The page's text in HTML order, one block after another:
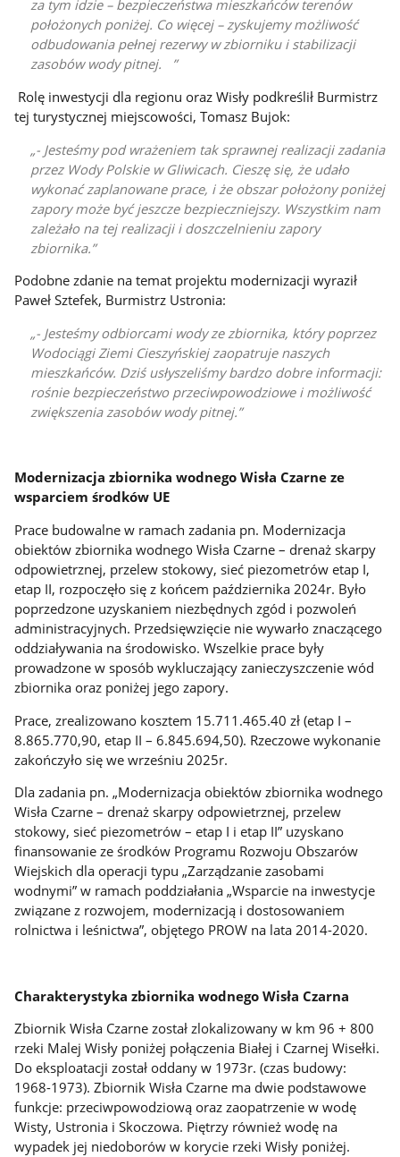
za tym idzie – bezpieczeństwa mieszkańców terenów
położonych poniżej. Co więcej – zyskujemy możliwość
odbudowania pełnej rezerwy w zbiorniku i stabilizacji
zasobów wody pitnej.
Rolę inwestycji dla regionu oraz Wisły podkreślił Burmistrz
tej turystycznej miejscowości, Tomasz Bujok:
- Jesteśmy pod wrażeniem tak sprawnej realizacji zadania
przez Wody Polskie w Gliwicach. Cieszę się, że udało
wykonać zaplanowane prace, i że obszar położony poniżej
zapory może być jeszcze bezpieczniejszy. Wszystkim nam
zależało na tej realizacji i doszczelnieniu zapory
zbiornika.
Podobne zdanie na temat projektu modernizacji wyraził
Paweł Sztefek, Burmistrz Ustronia:
- Jesteśmy odbiorcami wody ze zbiornika, który poprzez
Wodociągi Ziemi Cieszyńskiej zaopatruje naszych
mieszkańców. Dziś usłyszeliśmy bardzo dobre informacji:
rośnie bezpieczeństwo przeciwpowodziowe i możliwość
zwiększenia zasobów wody pitnej.
Modernizacja zbiornika wodnego Wisła Czarne ze
wsparciem środków UE
Prace budowalne w ramach zadania pn. Modernizacja
obiektów zbiornika wodnego Wisła Czarne – drenaż skarpy
odpowietrznej, przelew stokowy, sieć piezometrów etap I,
etap II, rozpoczęło się z końcem października 2024r. Było
poprzedzone uzyskaniem niezbędnych zgód i pozwoleń
administracyjnych. Przedsięwzięcie nie wywarło znaczącego
oddziaływania na środowisko. Wszelkie prace były
prowadzone w sposób wykluczający zanieczyszczenie wód
zbiornika oraz poniżej jego zapory.
Prace, zrealizowano kosztem 15.711.465.40 zł (etap I –
8.865.770,90, etap II – 6.845.694,50). Rzeczowe wykonanie
zakończyło się we wrześniu 2025r.
Dla zadania pn. „Modernizacja obiektów zbiornika wodnego
Wisła Czarne – drenaż skarpy odpowietrznej, przelew
stokowy, sieć piezometrów – etap I i etap II” uzyskano
finansowanie ze środków Programu Rozwoju Obszarów
Wiejskich dla operacji typu „Zarządzanie zasobami
wodnymi” w ramach poddziałania „Wsparcie na inwestycje
związane z rozwojem, modernizacją i dostosowaniem
rolnictwa i leśnictwa”, objętego PROW na lata 2014-2020.
Charakterystyka zbiornika wodnego Wisła Czarna
Zbiornik Wisła Czarne został zlokalizowany w km 96 + 800
rzeki Malej Wisły poniżej połączenia Białej i Czarnej Wisełki.
Do eksploatacji został oddany w 1973r. (czas budowy:
1968-1973). Zbiornik Wisła Czarne ma dwie podstawowe
funkcje: przeciwpowodziową oraz zaopatrzenie w wodę
Wisty, Ustronia i Skoczowa. Piętrzy również wodę na
wypadek jej niedoborów w korycie rzeki Wisły poniżej.